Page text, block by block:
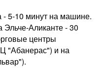
5-10 минут на машине.
Аликанте - 30
центры
"Абанерас") и на